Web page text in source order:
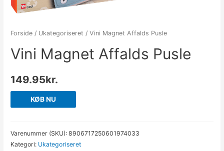
Forside / Ukategoriseret / Vini Magnet Affalds Pusle
Vini Magnet Affalds Pusle
149.95kr.
KØB NU
Varenummer (SKU):8906717250601974033
Kategori: Ukategoriseret